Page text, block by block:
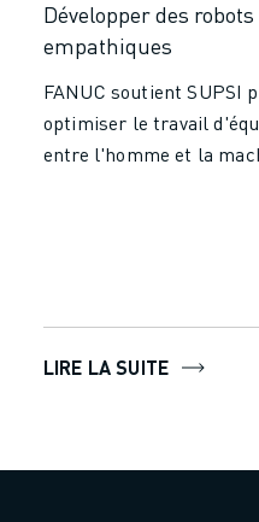
Développer des robots
empathiques
FANUC soutient SUPSI
optimiser le travail
entre l'homme et la
LIRE LA SUITE